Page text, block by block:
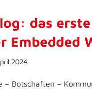
das
Embedded
2024
– Botschaften –